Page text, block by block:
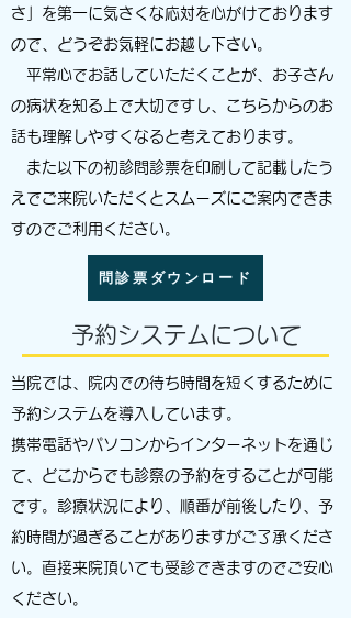
さ」を第一に気さくな応対を心がけております
ので、どうぞお気軽にお越し下さい。
平常心でお話していただくことが、お子さん
の病状を知る上で大切ですし、こちらからのお
話も理解しやすくなると考えております。
また以下の初診問診票を印刷して記載したう
えでご来院いただくとスムーズにご案内できま
すのでご利用ください​。
問診票ダウンロード
予約システムについて
当院では、院内での待ち時間を短くするために
予約システムを導入しています。
携帯電話やパソコンからインターネットを通じ
て、どこからでも診察の予約をすることが可能
です。診療状況により、順番が前後したり、予
約時間が過ぎることがありますがご了承くださ
い。直接来院頂いても受診できますのでご安心
ください。